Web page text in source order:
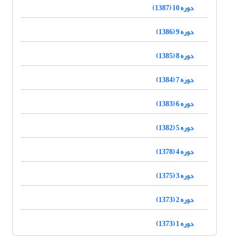
دوره 10 (1387)
دوره 9 (1386)
دوره 8 (1385)
دوره 7 (1384)
دوره 6 (1383)
دوره 5 (1382)
دوره 4 (1378)
دوره 3 (1375)
دوره 2 (1373)
دوره 1 (1373)